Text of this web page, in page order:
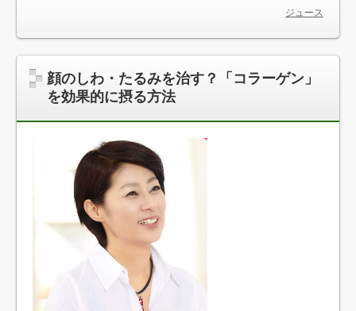
ジュース
顔のしわ・たるみを治す？「コラーゲン」
を効果的に摂る方法